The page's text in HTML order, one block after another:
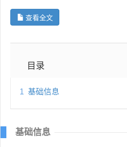
查看全文
目录
1 基础信息
基础信息